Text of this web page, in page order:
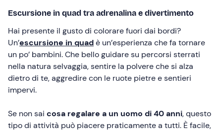
Escursione in quad tra adrenalina e divertimento
Hai presente il gusto di colorare fuori dai bordi?
Un’escursione in quadè un’esperienza che fa tornare
un po’ bambini. Che bello guidare su percorsi sterrati
nella natura selvaggia, sentire la polvere che si alza
dietro di te, aggredire con le ruote pietre e sentieri
impervi.
Se non sai cosa regalare a un uomo di 40 anni, questo
tipo di attività può piacere praticamente a tutti. È facile,